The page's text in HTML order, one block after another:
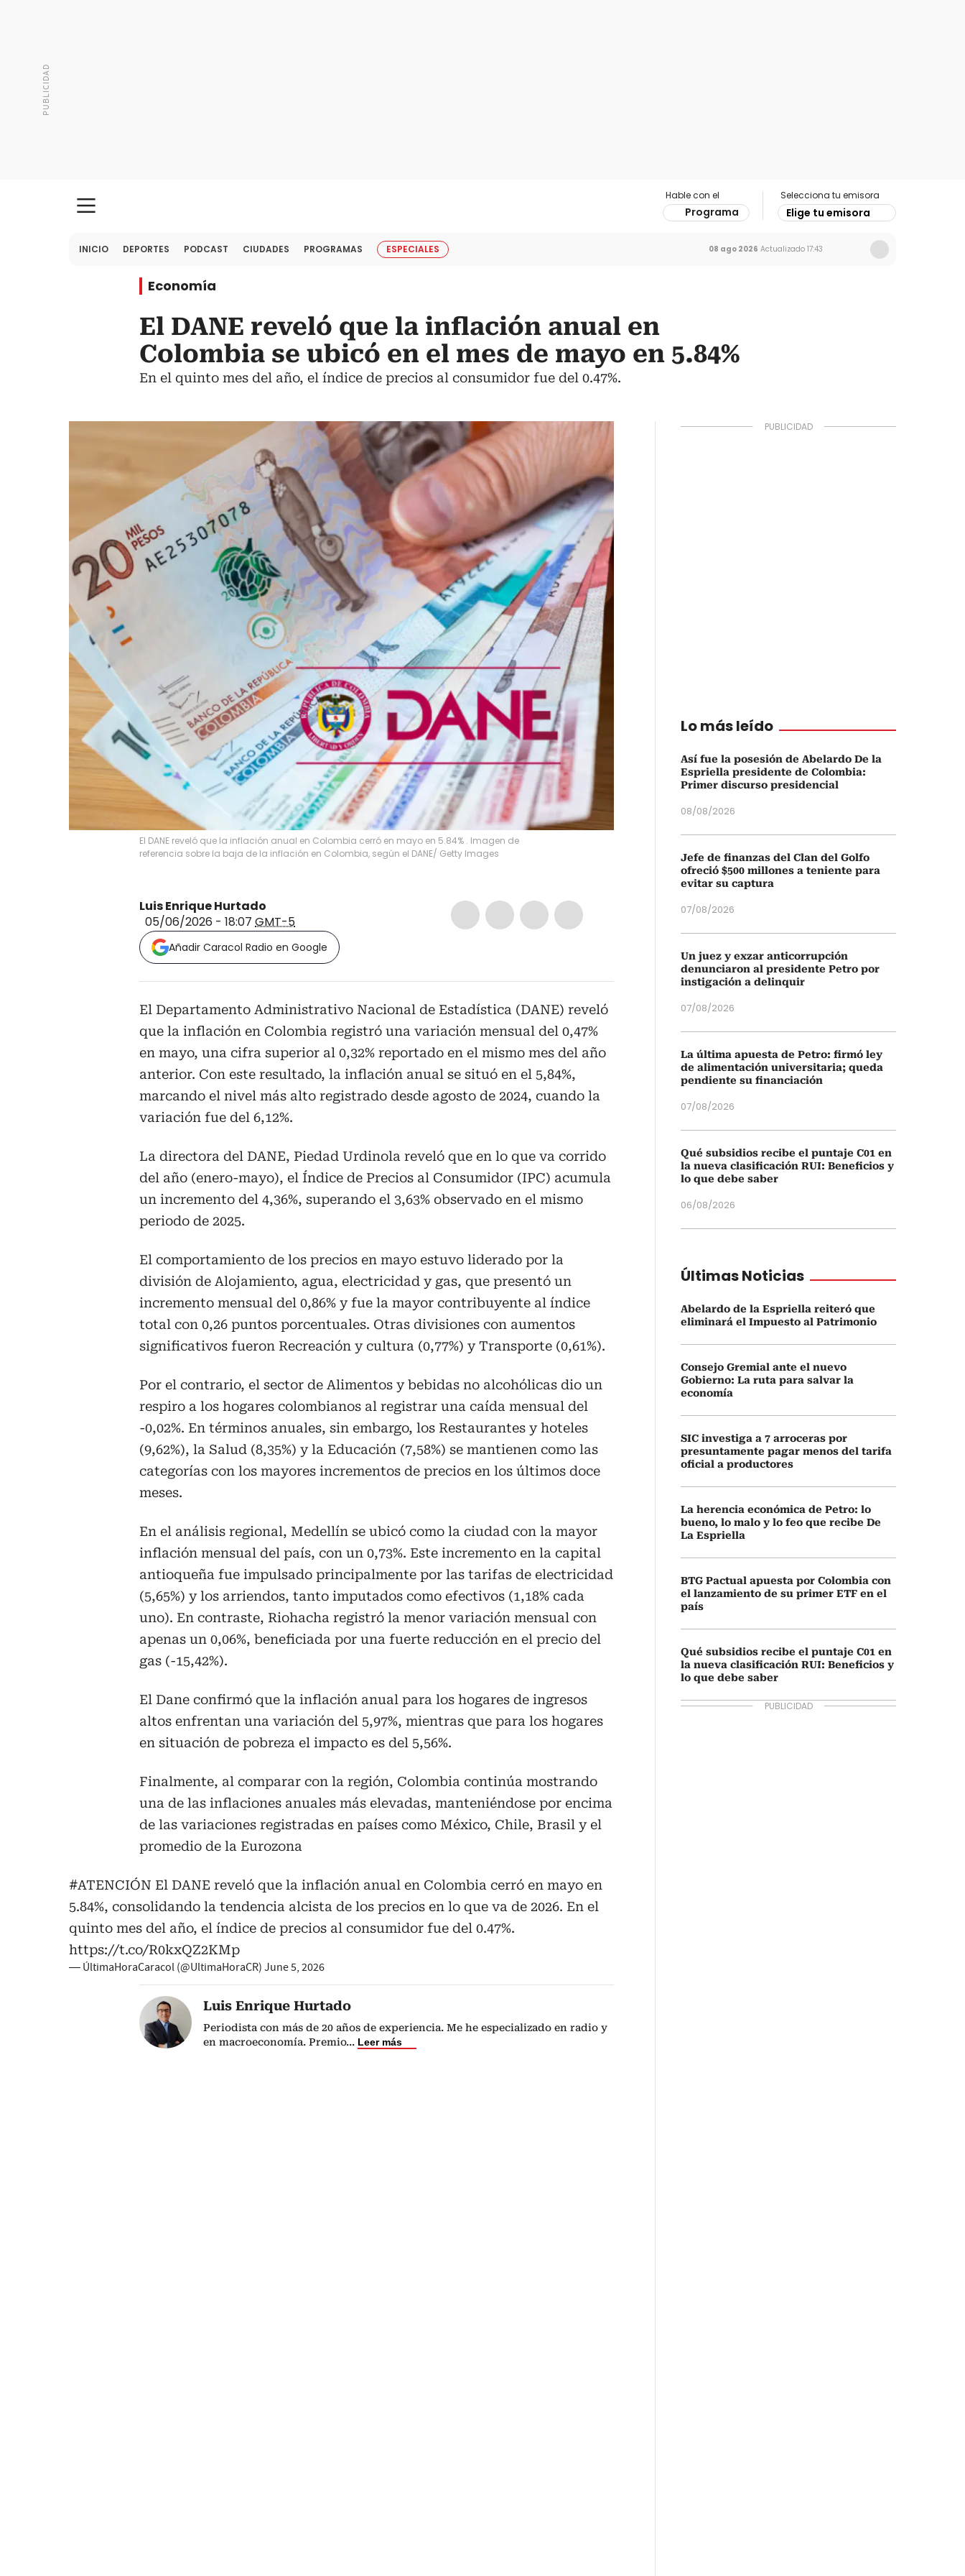
Hable con el
Programa
Selecciona tu emisora
Elige tu emisora
INICIO DEPORTES PODCAST CIUDADES PROGRAMAS ESPECIALES 08 ago 2026 Actualizado 17:43
Economía
El DANE reveló que la inflación anual en
Colombia se ubicó en el mes de mayo en 5.84%
En el quinto mes del año, el índice de precios al consumidor fue del 0.47%.
El DANE reveló que la inflación anual en Colombia cerró en mayo en 5.84% . Imagen de
referencia sobre la baja de la inflación en Colombia, según el DANE/ Getty Images
Luis Enrique Hurtado
05/06/2026 - 18:07 GMT-5
Añadir Caracol Radio en Google
El Departamento Administrativo Nacional de Estadística (DANE) reveló
que la inflación en Colombia registró una variación mensual del 0,47%
en mayo, una cifra superior al 0,32% reportado en el mismo mes del año
anterior. Con este resultado, la inflación anual se situó en el 5,84%,
marcando el nivel más alto registrado desde agosto de 2024, cuando la
variación fue del 6,12%.
La directora del DANE, Piedad Urdinola reveló que en lo que va corrido
del año (enero-mayo), el Índice de Precios al Consumidor (IPC) acumula
un incremento del 4,36%, superando el 3,63% observado en el mismo
periodo de 2025.
El comportamiento de los precios en mayo estuvo liderado por la
división de Alojamiento, agua, electricidad y gas, que presentó un
incremento mensual del 0,86% y fue la mayor contribuyente al índice
total con 0,26 puntos porcentuales. Otras divisiones con aumentos
significativos fueron Recreación y cultura (0,77%) y Transporte (0,61%).
Por el contrario, el sector de Alimentos y bebidas no alcohólicas dio un
respiro a los hogares colombianos al registrar una caída mensual del
-0,02%. En términos anuales, sin embargo, los Restaurantes y hoteles
(9,62%), la Salud (8,35%) y la Educación (7,58%) se mantienen como las
categorías con los mayores incrementos de precios en los últimos doce
meses.
En el análisis regional, Medellín se ubicó como la ciudad con la mayor
inflación mensual del país, con un 0,73%. Este incremento en la capital
antioqueña fue impulsado principalmente por las tarifas de electricidad
(5,65%) y los arriendos, tanto imputados como efectivos (1,18% cada
uno). En contraste, Riohacha registró la menor variación mensual con
apenas un 0,06%, beneficiada por una fuerte reducción en el precio del
gas (-15,42%).
El Dane confirmó que la inflación anual para los hogares de ingresos
altos enfrentan una variación del 5,97%, mientras que para los hogares
en situación de pobreza el impacto es del 5,56%.
Finalmente, al comparar con la región, Colombia continúa mostrando
una de las inflaciones anuales más elevadas, manteniéndose por encima
de las variaciones registradas en países como México, Chile, Brasil y el
promedio de la Eurozona
#ATENCIÓN El DANE reveló que la inflación anual en Colombia cerró en mayo en
5.84%, consolidando la tendencia alcista de los precios en lo que va de 2026. En el
quinto mes del año, el índice de precios al consumidor fue del 0.47%.
https://t.co/R0kxQZ2KMp
— ÚltimaHoraCaracol (@UltimaHoraCR) June 5, 2026
Luis Enrique Hurtado
Periodista con más de 20 años de experiencia. Me he especializado en radio y
en macroeconomía. Premio... Leer más
Lo más leído
Así fue la posesión de Abelardo De la
Espriella presidente de Colombia:
Primer discurso presidencial
08/08/2026
Jefe de finanzas del Clan del Golfo
ofreció $500 millones a teniente para
evitar su captura
07/08/2026
Un juez y exzar anticorrupción
denunciaron al presidente Petro por
instigación a delinquir
07/08/2026
La última apuesta de Petro: firmó ley
de alimentación universitaria; queda
pendiente su financiación
07/08/2026
Qué subsidios recibe el puntaje C01 en
la nueva clasificación RUI: Beneficios y
lo que debe saber
06/08/2026
Últimas Noticias
Abelardo de la Espriella reiteró que
eliminará el Impuesto al Patrimonio
Consejo Gremial ante el nuevo
Gobierno: La ruta para salvar la
economía
SIC investiga a 7 arroceras por
presuntamente pagar menos del tarifa
oficial a productores
La herencia económica de Petro: lo
bueno, lo malo y lo feo que recibe De
La Espriella
BTG Pactual apuesta por Colombia con
el lanzamiento de su primer ETF en el
país
Qué subsidios recibe el puntaje C01 en
la nueva clasificación RUI: Beneficios y
lo que debe saber